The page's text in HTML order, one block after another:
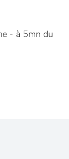
- à 5mn du